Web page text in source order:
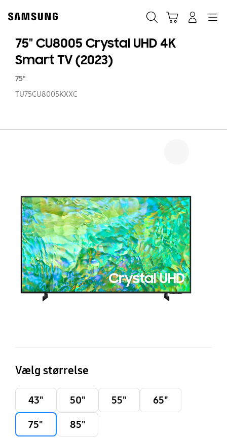
content
75" CU8005 Crystal UHD 4K
Smart TV (2023)
75"
TU75CU8005KXXC
Vælg størrelse
43" 50" 55"
65"
75"
85"